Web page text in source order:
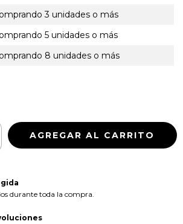
3 unidades o más
5 unidades o más
8 unidades o más
durante toda la compra.